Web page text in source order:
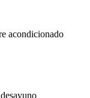
acondicionado